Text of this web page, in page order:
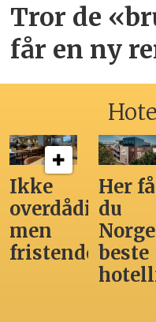
Tror de
får en ny
Ikke
overdådig,
men
fristende
Her
du
beste